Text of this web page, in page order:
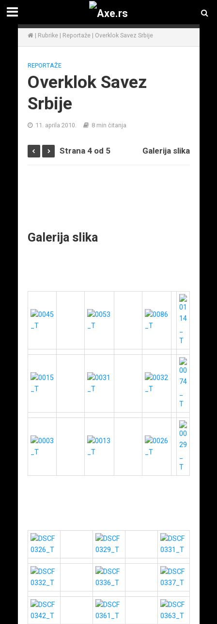
| Rubrike| Reportaže| Overklok Savez Srbije
REPORTAŽE
Overklok Savez
Srbije
11. aprila 2010. 8 min čitanja
Strana 4 od 5 Galerija slika
Galerija slika